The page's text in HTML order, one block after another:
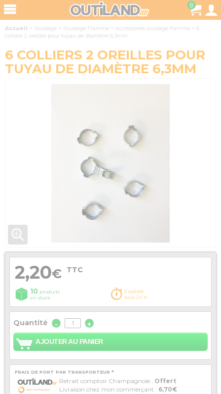
0
Accueil > Soudage > Soudage Flamme > Accessoires soudage flamme > 6
colliers 2 oreilles pour tuyau de diamètre 6,3mm
6 COLLIERS 2 OREILLES POUR
TUYAU DE DIAMÈTRE 6,3MM
2,20€ TTC
10 produits
en stock
Expédié
sous 24 H
Quantité - +
AJOUTER AU PANIER
FRAIS DE PORT PAR TRANSPORTEUR *
Retrait comptoir Champagnole : Offert
Livraison chez mon commerçant : 6,70€